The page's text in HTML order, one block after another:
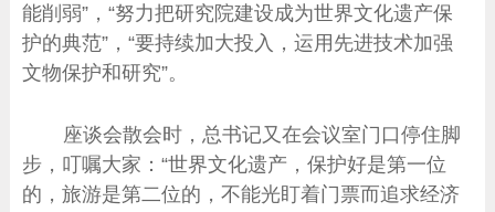
能削弱”，“努力把研究院建设成为世界文化遗产保
护的典范”，“要持续加大投入，运用先进技术加强
文物保护和研究”。
座谈会散会时，总书记又在会议室门口停住脚
步，叮嘱大家：“世界文化遗产，保护好是第一位
的，旅游是第二位的，不能光盯着门票而追求经济